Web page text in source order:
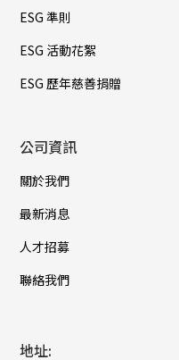
ESG 準則
ESG 活動花絮
ESG 歷年慈善捐贈
公司資訊
關於我們
最新消息
人才招募
聯絡我們
地址: